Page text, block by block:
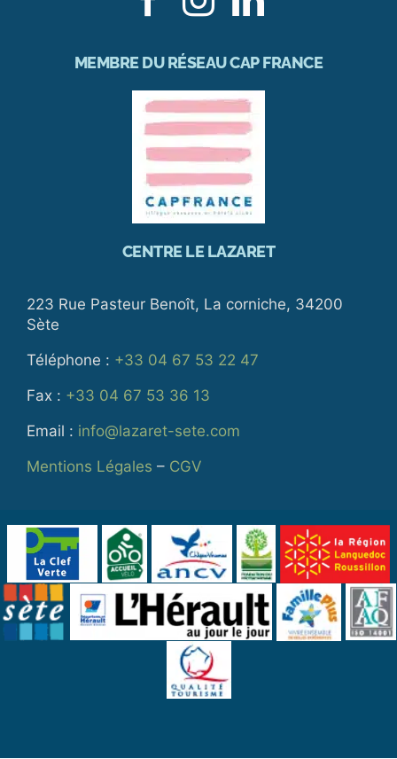
MEMBRE DU RÉSEAU CAP FRANCE
CENTRE LE LAZARET
223 Rue Pasteur Benoît, La corniche, 34200
Sète
Téléphone : +33 04 67 53 22 47
Fax : +33 04 67 53 36 13
Email : info@lazaret-sete.com
Mentions Légales – CGV